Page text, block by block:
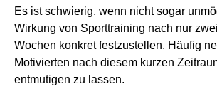
Es ist schwierig, wenn nicht sogar
Wirkung von Sporttraining nach nur
Wochen konkret festzustellen. Häufig
Motivierten nach diesem kurzen
entmutigen zu lassen.